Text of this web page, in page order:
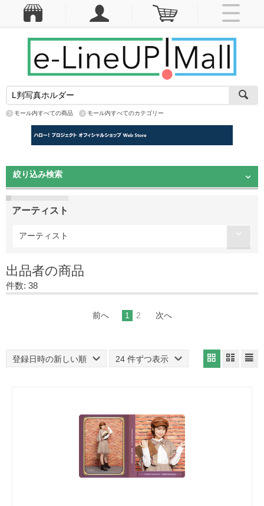
モール内すべての商品 モール内すべてのカテゴリー
絞り込み検索
アーティスト
アーティスト
出品者の商品
件数: 38
前へ 1 2 次へ
登録日時の新しい順 24 件ずつ表示